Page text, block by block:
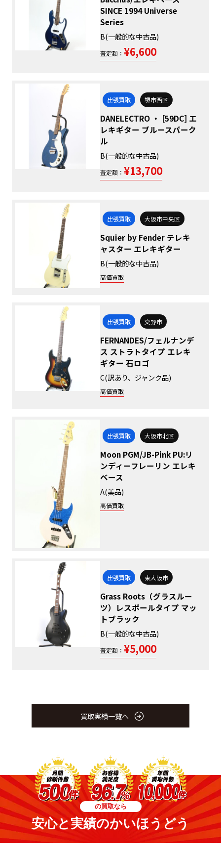
SINCE 1994 Universe
Series
B(一般的な中古品)
査定額： ¥6,600
出張買取 堺市西区
DANELECTRO ・ [59DC] エ
レキギター ブルースパーク
ル
B(一般的な中古品)
査定額： ¥13,700
出張買取 大阪市中央区
Squier by Fender テレキ
ャスター エレキギター
B(一般的な中古品)
高価買取
出張買取 交野市
FERNANDES/フェルナンデ
ス ストラトタイプ エレキ
ギター 石ロゴ
C(訳あり、ジャンク品)
高価買取
出張買取 大阪市北区
Moon PGM/JB-Pink PU:リ
ンディーフレーリン エレキ
ベース
A(美品)
高価買取
出張買取 東大阪市
Grass Roots（グラスルー
ツ）レスポールタイプ マッ
トブラック
B(一般的な中古品)
査定額： ¥5,000
買取実績一覧へ
の買取なら
安心と実績のかいほうどう